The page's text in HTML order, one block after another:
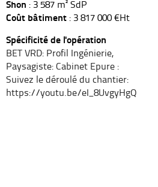
Shon : 3 587 m² SdP
Coût bâtiment : 3 817 000 €Ht
Spécificité de l'opération
BET VRD: Profil Ingénierie,
Paysagiste: Cabinet Epure :
Suivez le déroulé du chantier:
https://youtu.be/eI_8UvgyHgQ